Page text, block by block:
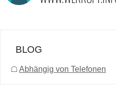
BLOG
☖ Abhängig von Telefonen